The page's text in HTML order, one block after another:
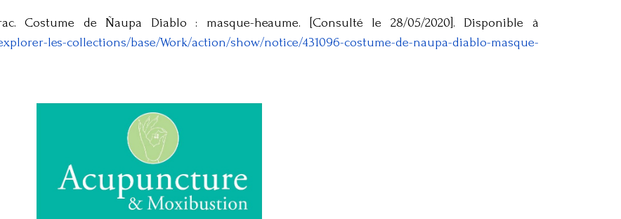
Costume de Ñaupa Diablo : masque-heaume. [Consulté le 28/05/2020]. Disponible à
les-collections/base/Work/action/show/notice/431096-costume-de-naupa-diablo-masque-